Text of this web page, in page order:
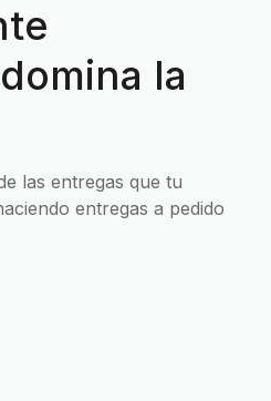
la
las entregas que tu
entregas a pedido